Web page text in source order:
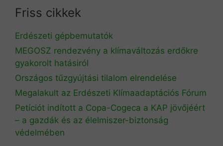
Friss cikkek
Erdészeti gépbemutatók
MEGOSZ rendezvény a klímaváltozás erdőkre
gyakorolt hatásiról
Országos tűzgyújtási tilalom elrendelése
Megalakult az Erdészeti Klímaadaptációs Fórum
Petíciót indított a Copa-Cogeca a KAP jövőjéért
– a gazdák és az élelmiszer-biztonság
védelmében